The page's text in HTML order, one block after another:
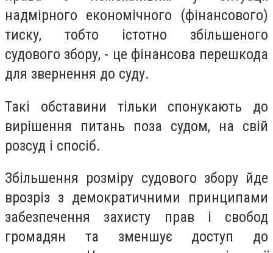
надмірного економічного (фінансового)
тиску, тобто істотно збільшеного
судового збору, - це фінансова перешкода
для звернення до суду.
Такі обставини тільки спонукають до
вирішення питань поза судом, на свій
розсуд і спосіб.
Збільшення розміру судового збору йде
врозріз з демократичними принципами
забезпечення захисту прав і свобод
громадян та зменшує доступ до